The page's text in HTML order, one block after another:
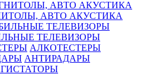
АВТО АКУСТИКА
ТЕЛЕВИЗОРЫ
АЛКОТЕСТЕРЫ
АНТИРАДАРЫ